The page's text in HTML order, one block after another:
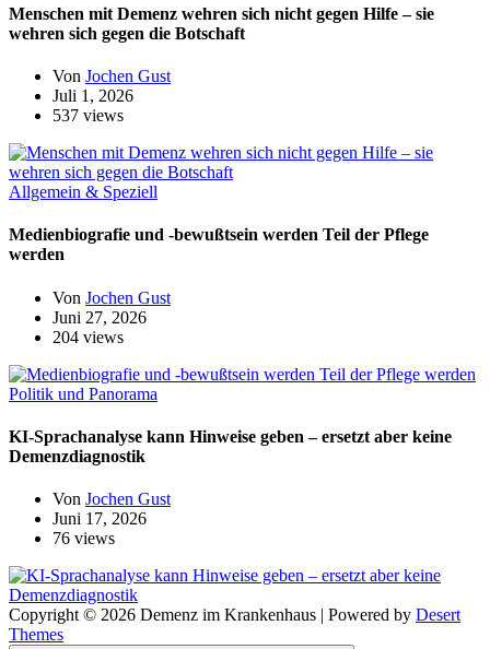
Menschen mit Demenz wehren sich nicht gegen Hilfe – sie
wehren sich gegen die Botschaft
Von Jochen Gust
Juli 1, 2026
537 views
Allgemein & Speziell
Medienbiografie und -bewußtsein werden Teil der Pflege
werden
Von Jochen Gust
Juni 27, 2026
204 views
Politik und Panorama
KI-Sprachanalyse kann Hinweise geben – ersetzt aber keine
Demenzdiagnostik
Von Jochen Gust
Juni 17, 2026
76 views
Copyright © 2026 Demenz im Krankenhaus | Powered by Desert
Themes